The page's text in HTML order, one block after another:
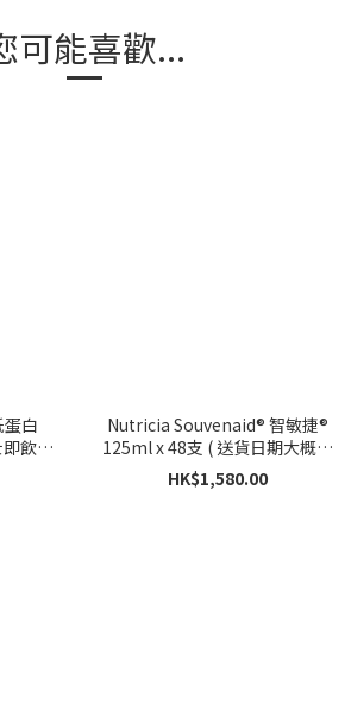
可能喜歡...
白
飲裝
Nutricia Souvenaid® 智敏捷®
125ml x 48支 ( 送貨日期大概5-
7個工作天)
HK$1,580.00